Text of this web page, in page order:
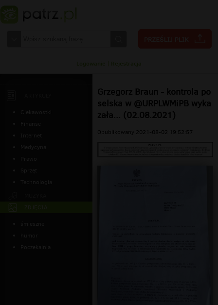
Grzegorz Braun - kontrola po
selska w @URPLWMiPB wyka
zała... (02.08.2021)
Opublikowany 2021-08-02 19:52:57